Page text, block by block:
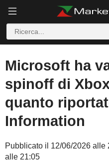
Microsoft ha
spinoff di
quanto
Information
Pubblicato il 12/06/2026 alle
alle 21:05